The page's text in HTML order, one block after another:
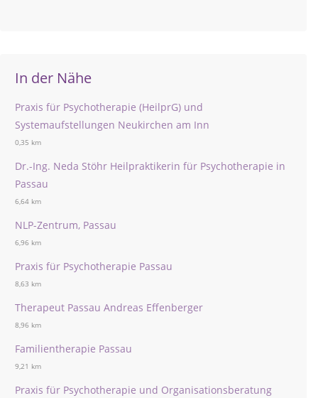
In der Nähe
Praxis für Psychotherapie (HeilprG) und
Systemaufstellungen Neukirchen am Inn
0,35 km
Dr.-Ing. Neda Stöhr Heilpraktikerin für Psychotherapie in
Passau
6,64 km
NLP-Zentrum, Passau
6,96 km
Praxis für Psychotherapie Passau
8,63 km
Therapeut Passau Andreas Effenberger
8,96 km
Familientherapie Passau
9,21 km
Praxis für Psychotherapie und Organisationsberatung